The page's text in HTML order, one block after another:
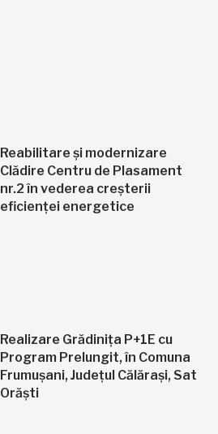
Reabilitare și modernizare
Clădire Centru de Plasament
nr.2 în vederea creșterii
eficienței energetice
Realizare Grădinița P+1E cu
Program Prelungit, în Comuna
Frumușani, Județul Călărași, Sat
Orăști